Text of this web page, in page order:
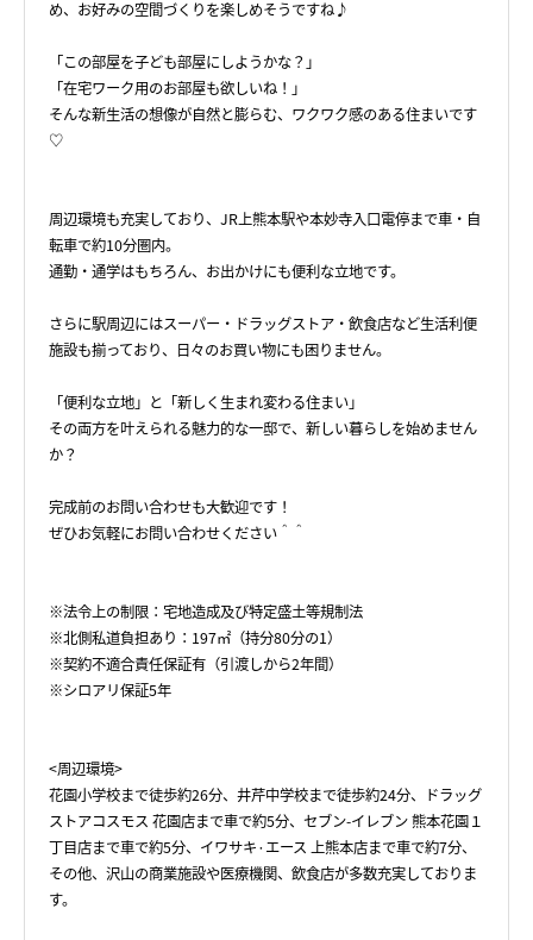
め、お好みの空間づくりを楽しめそうですね♪
「この部屋を子ども部屋にしようかな？」
「在宅ワーク用のお部屋も欲しいね！」
そんな新生活の想像が自然と膨らむ、ワクワク感のある住まいです
♡
周辺環境も充実しており、JR上熊本駅や本妙寺入口電停まで車・自
転車で約10分圏内。
通勤・通学はもちろん、お出かけにも便利な立地です。
さらに駅周辺にはスーパー・ドラッグストア・飲食店など生活利便
施設も揃っており、日々のお買い物にも困りません。
「便利な立地」と「新しく生まれ変わる住まい」
その両方を叶えられる魅力的な一邸で、新しい暮らしを始めません
か？
完成前のお問い合わせも大歓迎です！
ぜひお気軽にお問い合わせください＾＾
※法令上の制限：宅地造成及び特定盛土等規制法
※北側私道負担あり：197㎡（持分80分の1）
※契約不適合責任保証有（引渡しから2年間）
※シロアリ保証5年
<周辺環境>
花園小学校まで徒歩約26分、井芹中学校まで徒歩約24分、ドラッグ
ストアコスモス 花園店まで車で約5分、セブン-イレブン 熊本花園１
丁目店まで車で約5分、イワサキ·エース 上熊本店まで車で約7分、
その他、沢山の商業施設や医療機関、飲食店が多数充実しておりま
す。